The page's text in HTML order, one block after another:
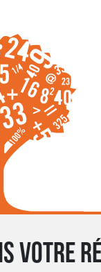
votre